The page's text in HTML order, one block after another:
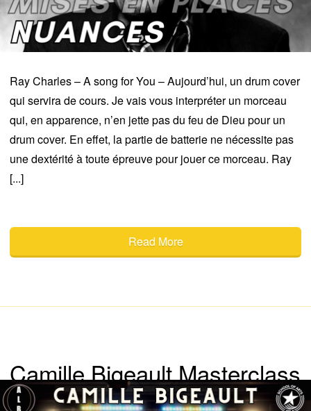
Ray Charles – A song for You – Aujourd’hui, un drum cover
qui servira de cours. Je vais vous interpréter un morceau
qui, en apparence, n’en jette pas du feu de Dieu pour un
drum cover. En effet, la partie de batterie ne nécessite pas
une dextérité à toute épreuve pour jouer ce morceau. Ray
[...]
Read More
Camille Bigeault Masterclass